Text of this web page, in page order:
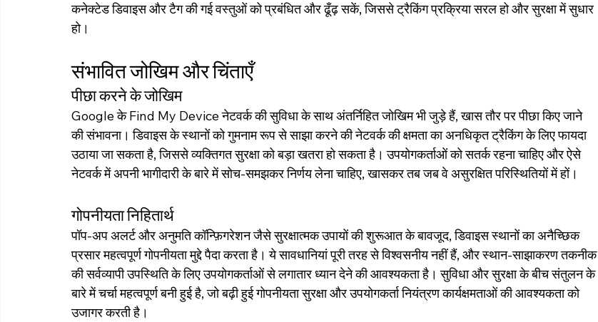
कनेक्टेड डिवाइस और टैग की गई वस्तुओं को प्रबंधित और ढूँढ़ सकें, जिससे ट्रैकिंग प्रक्रिया सरल हो और सुरक्षा में सुधार
हो।
संभावित जोखिम और चिंताएँ
पीछा करने के जोखिम
Google के Find My Device नेटवर्क की सुविधा के साथ अंतर्निहित जोखिम भी जुड़े हैं, खास तौर पर पीछा किए जाने
की संभावना। डिवाइस के स्थानों को गुमनाम रूप से साझा करने की नेटवर्क की क्षमता का अनधिकृत ट्रैकिंग के लिए फायदा
उठाया जा सकता है, जिससे व्यक्तिगत सुरक्षा को बड़ा खतरा हो सकता है। उपयोगकर्ताओं को सतर्क रहना चाहिए और ऐसे
नेटवर्क में अपनी भागीदारी के बारे में सोच-समझकर निर्णय लेना चाहिए, खासकर तब जब वे असुरक्षित परिस्थितियों में हों।
गोपनीयता निहितार्थ
पॉप-अप अलर्ट और अनुमति कॉन्फ़िगरेशन जैसे सुरक्षात्मक उपायों की शुरूआत के बावजूद, डिवाइस स्थानों का अनैच्छिक
प्रसार महत्वपूर्ण गोपनीयता मुद्दे पैदा करता है। ये सावधानियां पूरी तरह से विश्वसनीय नहीं हैं, और स्थान-साझाकरण तकनीक
की सर्वव्यापी उपस्थिति के लिए उपयोगकर्ताओं से लगातार ध्यान देने की आवश्यकता है। सुविधा और सुरक्षा के बीच संतुलन के
बारे में चर्चा महत्वपूर्ण बनी हुई है, जो बढ़ी हुई गोपनीयता सुरक्षा और उपयोगकर्ता नियंत्रण कार्यक्षमताओं की आवश्यकता को
उजागर करती है।